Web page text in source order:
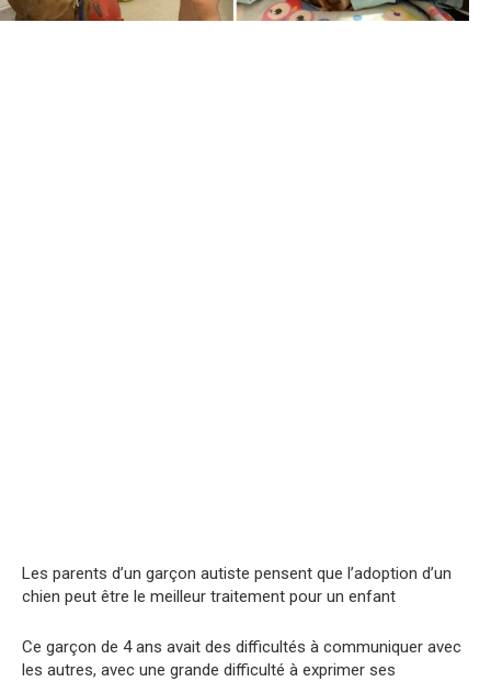
Les parents d’un garçon autiste pensent que l’adoption d’un
chien peut être le meilleur traitement pour un enfant
Ce garçon de 4 ans avait des difficultés à communiquer avec
les autres, avec une grande difficulté à exprimer ses